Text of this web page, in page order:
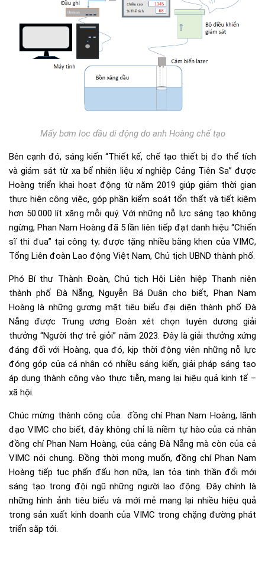
Mấy bơm loc dầu di động do anh Hoàng chế tạo
Bên cạnh đó, sáng kiến “Thiết kế, chế tạo thiết bị đo thể tích
và giám sát từ xa bể nhiên liệu xí nghiệp Cảng Tiên Sa” được
Hoàng triển khai hoạt động từ năm 2019 giúp giảm thời gian
thực hiện công việc, góp phần kiểm soát tổn thất và tiết kiệm
hơn 50.000 lít xăng mỗi quý. Với những nỗ lực sáng tạo không
ngừng, Phan Nam Hoàng đã 5 lần liên tiếp đạt danh hiệu “Chiến
sĩ thi đua” tại công ty; được tặng nhiều bằng khen của VIMC,
Tổng Liên đoàn Lao động Việt Nam, Chủ tịch UBND thành phố.
Phó Bí thư Thành Đoàn, Chủ tịch Hội Liên hiệp Thanh niên
thành phố Đà Nẵng, Nguyễn Bá Duân cho biết, Phan Nam
Hoàng là những gương mặt tiêu biểu đại diện thành phố Đà
Nẵng được Trung ương Đoàn xét chọn tuyên dương giải
thưởng “Người thợ trẻ giỏi” năm 2023. Đây là giải thưởng xứng
đáng đối với Hoàng, qua đó, kịp thời động viên những nỗ lực
đóng góp của cá nhân có nhiều sáng kiến, giải pháp sáng tạo
áp dụng thành công vào thực tiễn, mang lại hiệu quả kinh tế –
xã hội.
Chúc mừng thành công của đồng chí Phan Nam Hoàng, lãnh
đạo VIMC cho biết, đây không chỉ là niềm tự hào của cá nhân
đồng chí Phan Nam Hoàng, của cảng Đà Nẵng mà còn của cả
VIMC nói chung. Đồng thời mong muốn, đồng chí Phan Nam
Hoàng tiếp tục phấn đấu hơn nữa, lan tỏa tinh thần đổi mới
sáng tạo trong đội ngũ những người lao động. Đây chính là
những hình ảnh tiêu biểu và mới mẻ mang lại nhiều hiệu quả
trong sản xuất kinh doanh của VIMC trong chặng đường phát
triển sắp tới.